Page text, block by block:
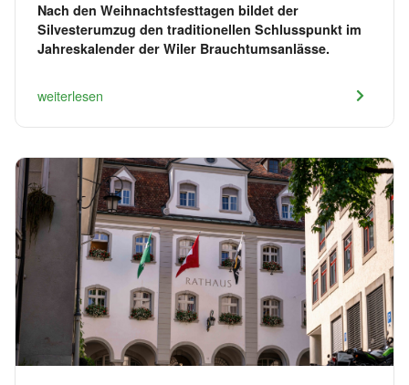
Nach den Weihnachtsfesttagen bildet der
Silvesterumzug den traditionellen Schlusspunkt im
Jahreskalender der Wiler Brauchtumsanlässe.
weiterlesen